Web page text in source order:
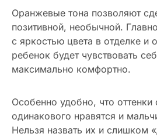
Оранжевые тона позволяют
позитивной, необычной.
с яркостью цвета в отделке и
ребенок будет чувствовать
максимально комфортно.
Особенно удобно, что оттенки
одинакового нравятся и
Нельзя назвать их и слишком